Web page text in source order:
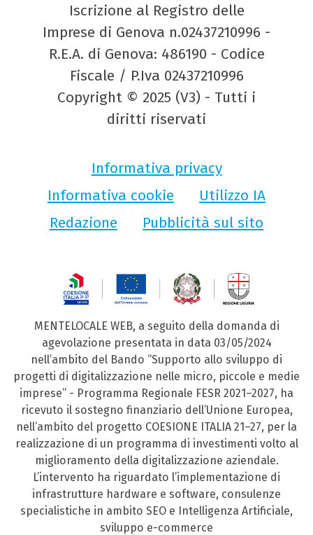
Iscrizione al Registro delle
Imprese di Genova n.02437210996 -
R.E.A. di Genova: 486190 - Codice
Fiscale / P.Iva 02437210996
Copyright © 2025 (V3) - Tutti i
diritti riservati
Informativa privacy
Informativa cookie
Utilizzo IA
Redazione
Pubblicità sul sito
MENTELOCALE WEB, a seguito della domanda di
agevolazione presentata in data 03/05/2024
nell’ambito del Bando “Supporto allo sviluppo di
progetti di digitalizzazione nelle micro, piccole e medie
imprese” - Programma Regionale FESR 2021–2027, ha
ricevuto il sostegno finanziario dell’Unione Europea,
nell’ambito del progetto COESIONE ITALIA 21–27, per la
realizzazione di un programma di investimenti volto al
miglioramento della digitalizzazione aziendale.
L’intervento ha riguardato l’implementazione di
infrastrutture hardware e software, consulenze
specialistiche in ambito SEO e Intelligenza Artificiale,
sviluppo e-commerce